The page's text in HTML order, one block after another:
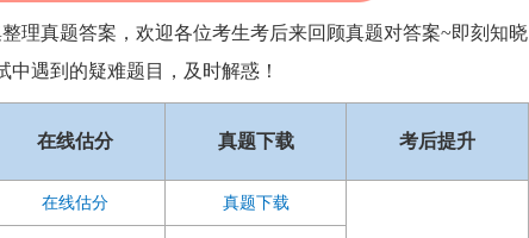
理真题答案，欢迎各位考生考后来回顾真题对答案~即刻知晓
中遇到的疑难题目，及时解惑！
在线估分 真题下载 考后提升
在线估分 真题下载